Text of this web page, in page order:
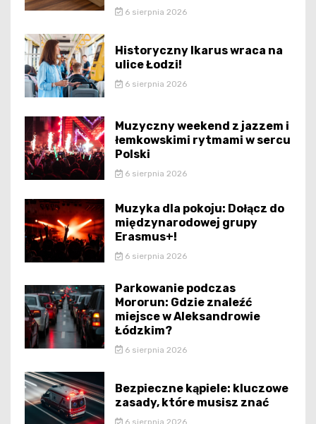
6 sierpnia 2026
Historyczny Ikarus wraca na
ulice Łodzi!
6 sierpnia 2026
Muzyczny weekend z jazzem i
łemkowskimi rytmami w sercu
Polski
6 sierpnia 2026
Muzyka dla pokoju: Dołącz do
międzynarodowej grupy
Erasmus+!
6 sierpnia 2026
Parkowanie podczas
Mororun: Gdzie znaleźć
miejsce w Aleksandrowie
Łódzkim?
6 sierpnia 2026
Bezpieczne kąpiele: kluczowe
zasady, które musisz znać